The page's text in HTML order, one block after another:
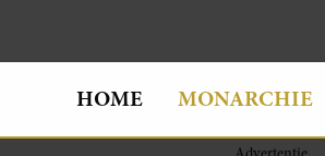
HOME MONARCHIE